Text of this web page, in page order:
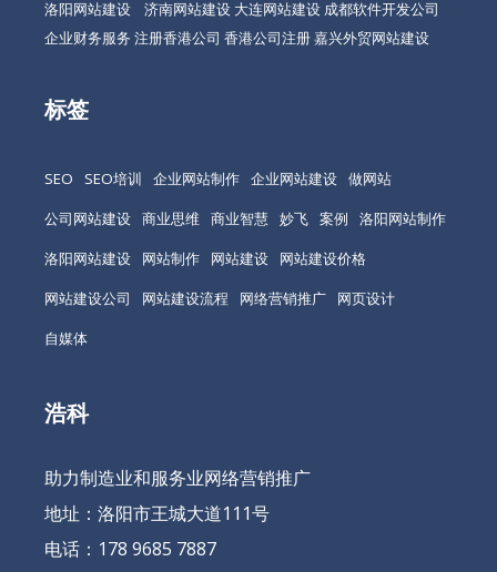
洛阳网站建设 济南网站建设 大连网站建设 成都软件开发公司
企业财务服务 注册香港公司 香港公司注册嘉兴外贸网站建设
标签
SEO SEO培训 企业网站制作 企业网站建设 做网站
公司网站建设 商业思维 商业智慧 妙飞 案例
洛阳网站制作
洛阳网站建设
网站制作 网站建设
网站建设价格
网站建设公司
网站建设流程 网络营销推广
网页设计
自媒体
浩科
助力制造业和服务业网络营销推广
地址：洛阳市王城大道111号
电话：178 9685 7887